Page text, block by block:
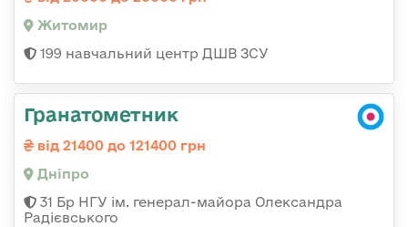
Житомир
199 навчальний центр ДШВ ЗСУ
Гранатометник
від 21400 до 121400 грн
Дніпро
31 Бр НГУ ім. генерал-майора Олександра
Радієвського